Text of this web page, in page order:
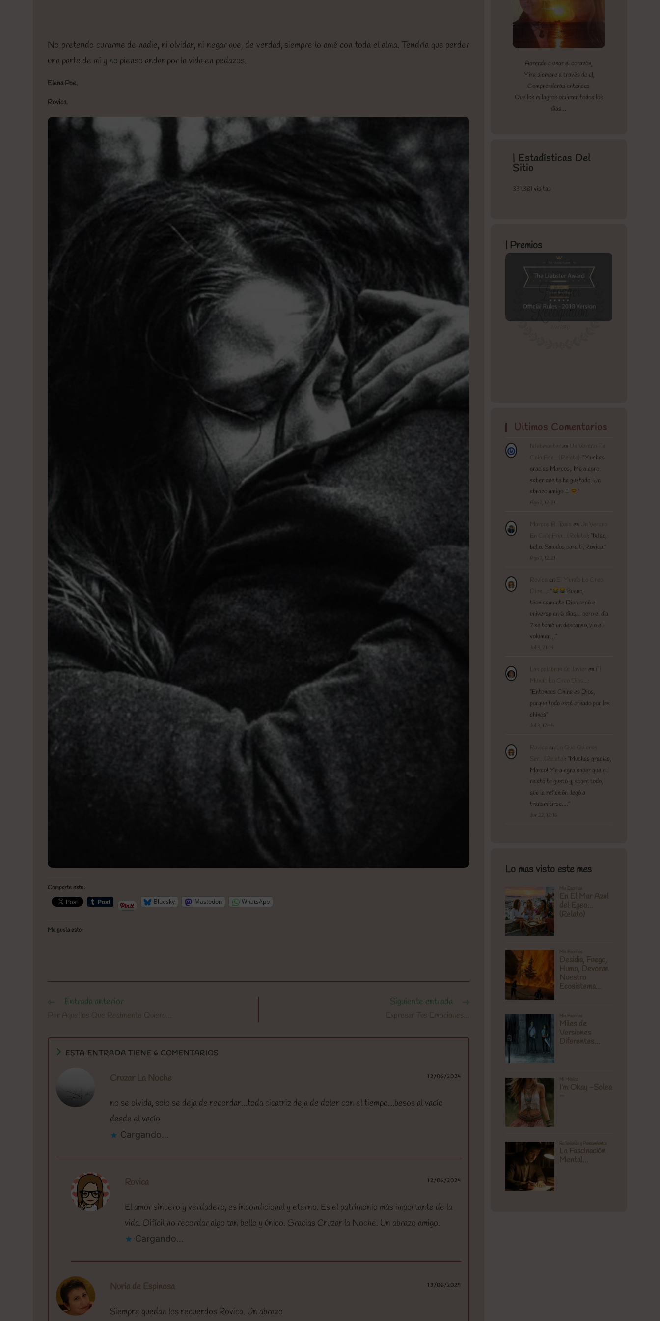
No pretendo curarme de nadie, ni olvidar, ni negar que, de verdad, siempre lo amé con toda el alma. Tendría que perder
una parte de mí y no pienso andar por la vida en pedazos.
Elena Poe.
Rovica.
Comparte esto:
Bluesky Mastodon WhatsApp
Me gusta esto:
Leer
artículos
Entrada anterior
Por Aquellos Que Realmente Quiero…
Siguiente entrada
Expresar Tus Emociones…
ESTA ENTRADA TIENE 6 COMENTARIOS
Cruzar La Noche 12/06/2024
no se olvida, solo se deja de recordar…toda cicatriz deja de doler con el tiempo…besos al vacío
desde el vacío
Cargando...
Rovica 12/06/2024
El amor sincero y verdadero, es incondicional y eterno. Es el patrimonio más importante de la
vida. Difícil no recordar algo tan bello y único. Gracias Cruzar la Noche. Un abrazo amigo.
Cargando...
Nuria de Espinosa 13/06/2024
Siempre quedan los recuerdos Rovica. Un abrazo
Aprende a usar el corazón,
Mira siempre a través de el,
Comprenderás entonces
Que los milagros ocurren todos los
días…
| Estadísticas Del
Sitio
331.381 visitas
| Premios
Ultimos Comentarios
Webmaster en Un Verano En
Cala Fria…(Relato) : “Muchas
gracias Marcos,. Me alegro
saber que te ha gustado. Un
abrazo amigo
”
Ago 7, 12:31
Marcos B. Tanis en Un Verano
En Cala Fria…(Relato) : “Wao,
bello. Saludos para ti, Rovica.”
Ago 7, 12:21
Rovica en El Mundo Lo Creo
Dios… : “
Bueno,
técnicamente Dios creó el
universo en 6 días… pero el día
7 se tomó un descanso, vio el
volumen…”
Jul 3, 21:14
Las palabras de Javier en El
Mundo Lo Creo Dios… :
“Entonces China es Dios,
porque todo está creado por los
chinos”
Jul 3, 17:45
Rovica en
Lo Que Quieres
Ser…(Relato) : “Muchas gracias,
Marco! Me alegra saber que el
relato te gustó y, sobre todo,
que la reflexión llegó a
transmitirse.…”
Jun 22, 12:16
Lo mas visto este mes